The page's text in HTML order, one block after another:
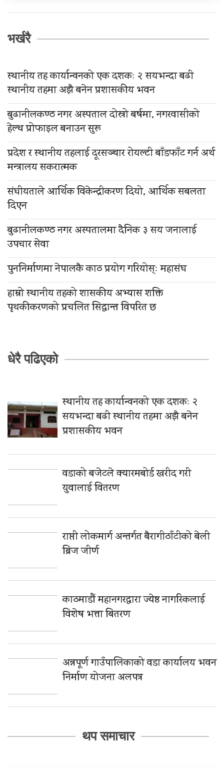
भर्खरै
स्थानीय तह कार्यान्वनको एक दशकः २ सयभन्दा बढी
स्थानीय तहमा अझै बनेन प्रशासकीय भवन
बुढानीलकण्ठ नगर अस्पताल दोस्रो बर्षमा, नगरवासीको
हेल्थ प्रोफाइल बनाउन सुरू
प्रदेश र स्थानीय तहलाई दूरसञ्चार रोयल्टी बाँडफाँट गर्न अर्थ
मन्त्रालय सकरात्मक
संघीयताले आर्थिक विकेन्द्रीकरण दियो, आर्थिक सबलता
दिएन
बुढानीलकण्ठ नगर अस्पतालमा दैनिक ३ सय जनालाई
उपचार सेवा
पुननिर्माणमा नेपालकै काठ प्रयोग गरियोस्ः महासंघ
हाम्रो स्थानीय तहको शासकीय अभ्यास शक्ति
पृथकीकरणको प्रचलित सिद्धान्त विपरित छ
धेरै पढिएको
स्थानीय तह कार्यान्वनको एक दशकः २
सयभन्दा बढी स्थानीय तहमा अझै बनेन
प्रशासकीय भवन
वडाको बजेटले क्यारमबोर्ड खरीद गरी
युवालाई वितरण
राप्ती लोकमार्ग अन्तर्गत बैरागीठाँटीको बेली
ब्रिज जीर्ण
काठमाडौं महानगरद्वारा ज्येष्ठ नागरिकलाई
विशेष भत्ता बितरण
अन्नपूर्ण गाउँपालिकाको वडा कार्यालय भवन
निर्माण योजना अलपत्र
थप समाचार